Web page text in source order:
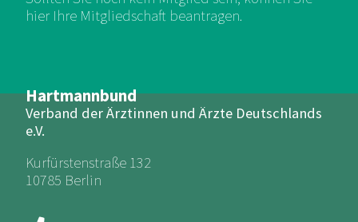
Hartmannbund
Verband der Ärztinnen und Ärzte Deutschlands
e.V.
Kurfürstenstraße 132
10785 Berlin
hier Ihre Mitgliedschaft beantragen.